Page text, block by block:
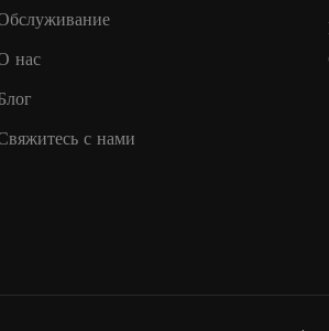
нас
с нами